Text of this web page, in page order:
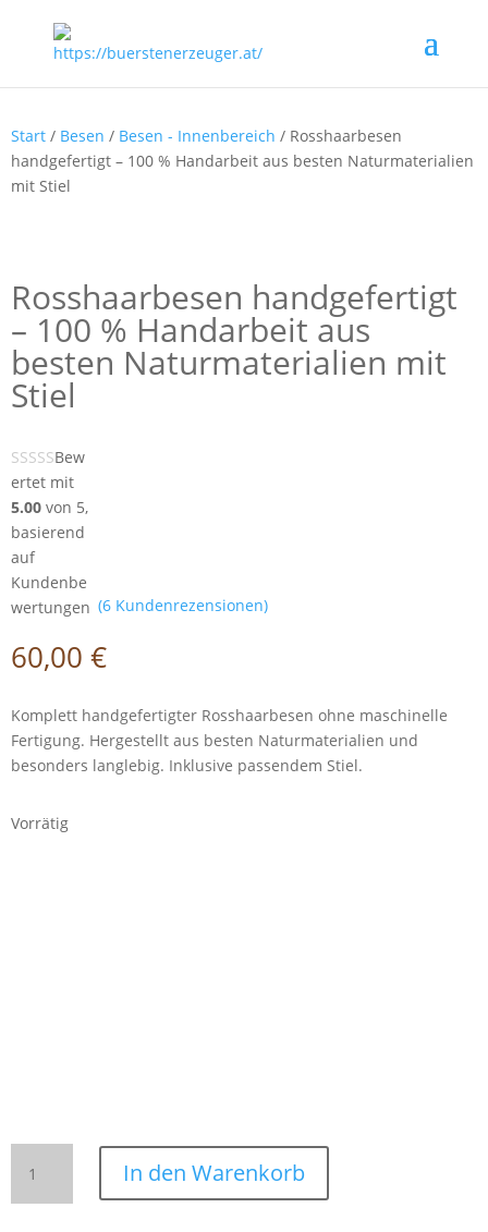
Start / Besen / Besen - Innenbereich / Rosshaarbesen
handgefertigt – 100 % Handarbeit aus besten Naturmaterialien
mit Stiel
Rosshaarbesen handgefertigt
– 100 % Handarbeit aus
besten Naturmaterialien mit
Stiel
Bew
ertet mit
5.00 von 5,
basierend
auf
Kundenbe
wertungen (6Kundenrezensionen)
60,00 €
Komplett handgefertigter Rosshaarbesen ohne maschinelle
Fertigung. Hergestellt aus besten Naturmaterialien und
besonders langlebig. Inklusive passendem Stiel.
Vorrätig
Rosshaarbesen
handgefertigt
–
In den Warenkorb